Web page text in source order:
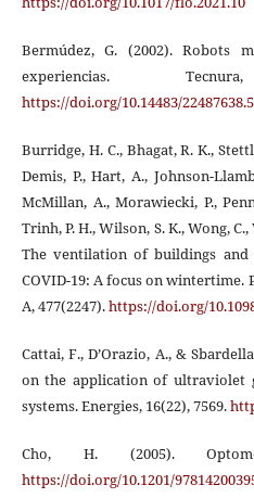
Bermúdez, G. (2002). Robots
experiencias.
https://doi.org/10.14483/
Burridge, H. C., Bhagat, R. K.,
Demis, P., Hart, A., Johnson-
McMillan, A., Morawiecki, P.,
Trinh, P. H., Wilson, S. K., Wong,
The ventilation of buildings
COVID-19: A focus on wintertime.
A, 477(2247).https://doi.org/
Cattai, F., D’Orazio, A., &
on the application of ultraviolet
systems. Energies, 16(22), 7569.
Cho, H. (2005).
https://doi.org/10.1201/